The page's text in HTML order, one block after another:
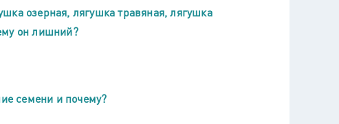
озерная, лягушка травяная, лягушка
он лишний?
семени и почему?